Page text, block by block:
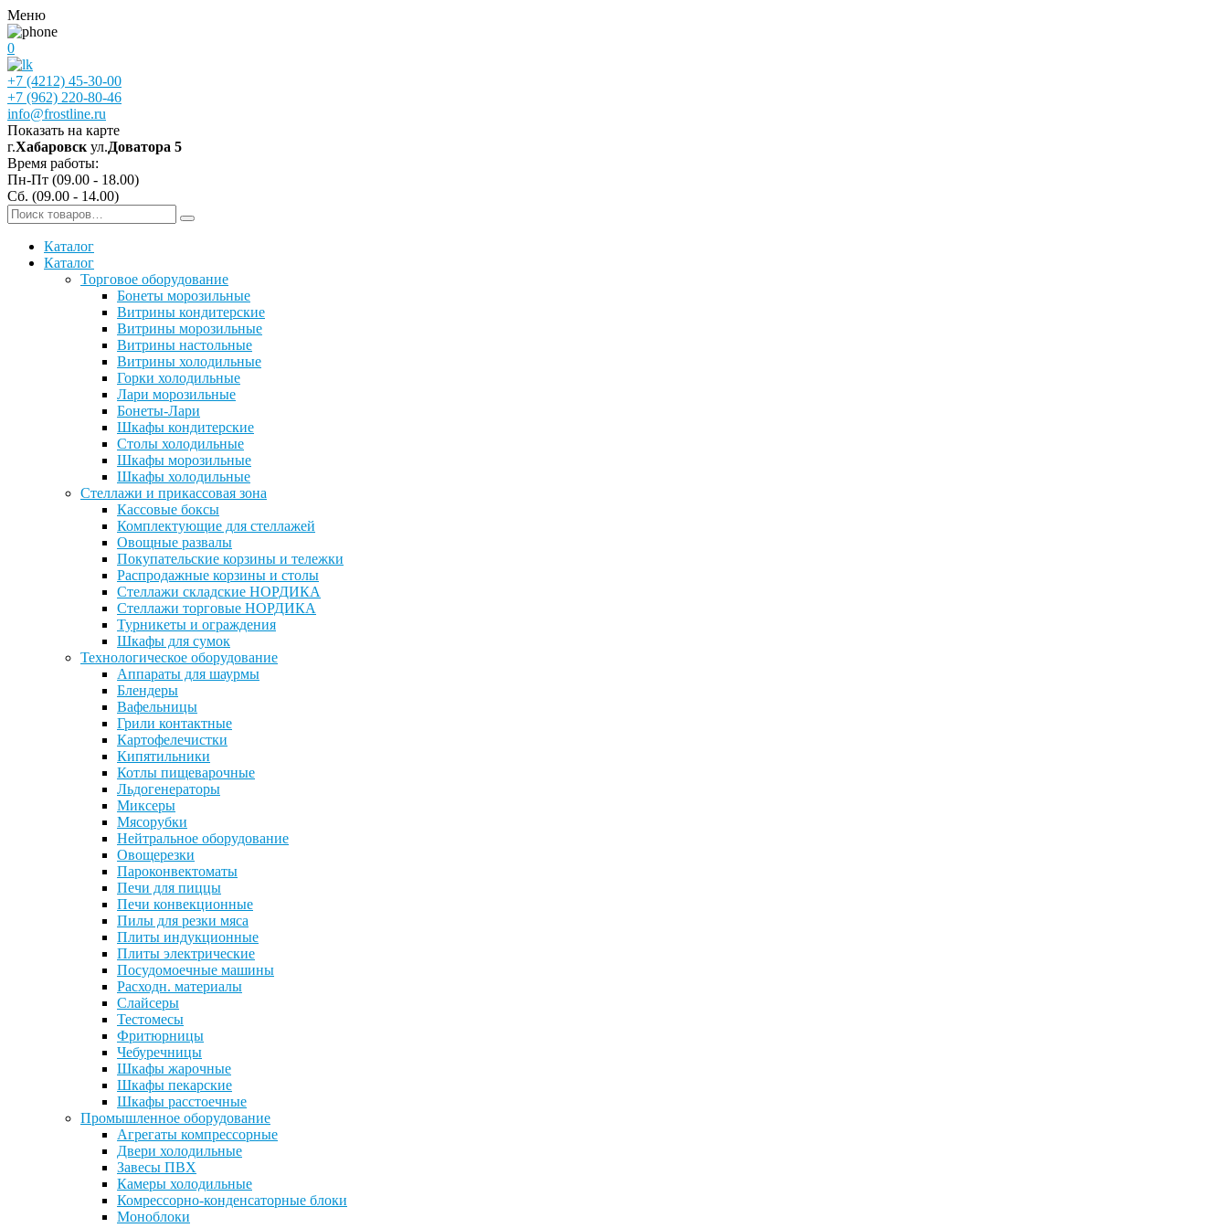
Меню
0
+7 (4212) 45-30-00
+7 (962) 220-80-46
info@frostline.ru
Показать на карте
г.Хабаровск ул.Доватора 5
Время работы:
Пн-Пт (09.00 - 18.00)
Сб. (09.00 - 14.00)
Каталог
Каталог
Торговое оборудование
Бонеты морозильные
Витрины кондитерские
Витрины морозильные
Витрины настольные
Витрины холодильные
Горки холодильные
Лари морозильные
Бонеты-Лари
Шкафы кондитерские
Столы холодильные
Шкафы морозильные
Шкафы холодильные
Стеллажи и прикассовая зона
Кассовые боксы
Комплектующие для стеллажей
Овощные развалы
Покупательские корзины и тележки
Распродажные корзины и столы
Стеллажи складские НОРДИКА
Стеллажи торговые НОРДИКА
Турникеты и ограждения
Шкафы для сумок
Технологическое оборудование
Аппараты для шаурмы
Блендеры
Вафельницы
Грили контактные
Картофелечистки
Кипятильники
Котлы пищеварочные
Льдогенераторы
Миксеры
Мясорубки
Нейтральное оборудование
Овощерезки
Пароконвектоматы
Печи для пиццы
Печи конвекционные
Пилы для резки мяса
Плиты индукционные
Плиты электрические
Посудомоечные машины
Расходн. материалы
Слайсеры
Тестомесы
Фритюрницы
Чебуречницы
Шкафы жарочные
Шкафы пекарские
Шкафы расстоечные
Промышленное оборудование
Агрегаты компрессорные
Двери холодильные
Завесы ПВХ
Камеры холодильные
Комрессорно-конденсаторные блоки
Моноблоки